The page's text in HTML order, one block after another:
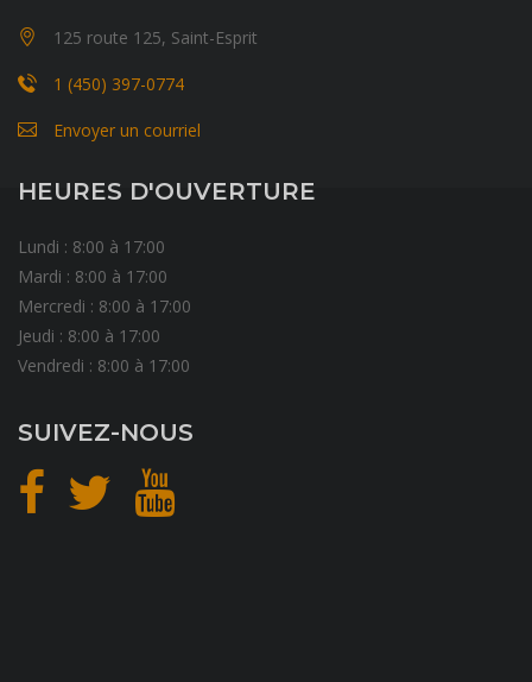
125 route 125, Saint-Esprit
1 (450) 397-0774
Envoyer un courriel
HEURES D'OUVERTURE
Lundi : 8:00 à 17:00
Mardi : 8:00 à 17:00
Mercredi : 8:00 à 17:00
Jeudi : 8:00 à 17:00
Vendredi : 8:00 à 17:00
SUIVEZ-NOUS